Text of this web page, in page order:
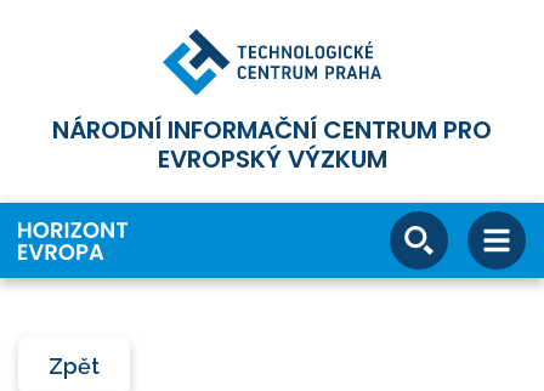
NÁRODNÍ INFORMAČNÍ CENTRUM PRO
EVROPSKÝ VÝZKUM
Zpět